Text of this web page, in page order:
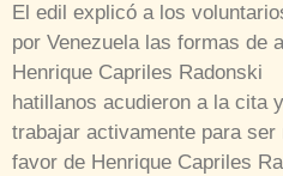
El edil explicó a los
por Venezuela las formas de
Henrique Capriles
hatillanos acudieron a la cita
trabajar activamente para
favor de Henrique Capriles